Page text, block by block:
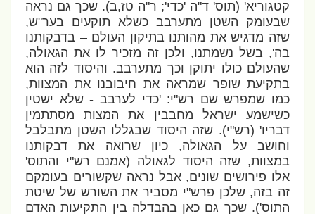
קטגוריא' (תוס' ד"ה 'כדי'; ר"ה טז,ב). שכך גם נראה
שבעומק השטן מתערבב כשלא תוקעים בער"ש,
שזה מדגיש את מהותנו בתיקון העולם – בדבקותנו
בה', בשל נשמתנו, ולכן זה מזכיר לו את הגאולה,
שהעולם כולו יתוקן וכך מתערבב. והיסוד לזה הוא
בתקיעת שופר שמראה את חיבובנו את המצוות,
כמו שמפרש שם רש"י: 'כדי לערבב - שלא ישטין
כשישמע ישראל מחבבין את המצות מסתתמין
דבריו' (רש"י). שזה היסוד שבגללו השטן מתבלבל
וחושב על הגאולה, כיון שרואה את דבקותנו
במצוות, שזה היסוד לגאולה (אמנם רש"י והתוס'
אלו פירושים שונים, אבל נראה שקשורים בעומקם
זה בזה, שלכן פרש"י מסביר את השורש של שיטת
התוס'). שכך גם כאן בהבדלה בין התקיעות האדם